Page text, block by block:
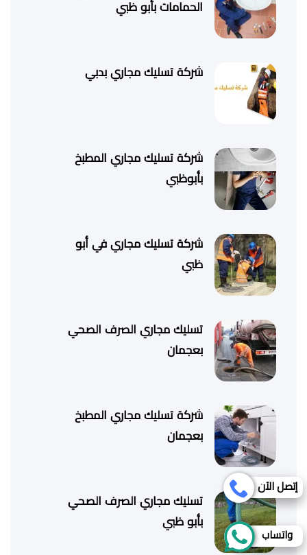
الحمامات بأبو ظبي
شركة تسليك مجاري بدبي
شركة تسليك مجاري المطبخ
بأبوظبي
شركة تسليك مجاري في أبو
ظبي
تسليك مجاري الصرف الصحي
بعجمان
شركة تسليك مجاري المطبخ
بعجمان
تسليك مجاري الصرف الصحي
بأبو ظبي
إتصل الآن
واتساب